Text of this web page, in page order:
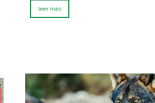
leer más